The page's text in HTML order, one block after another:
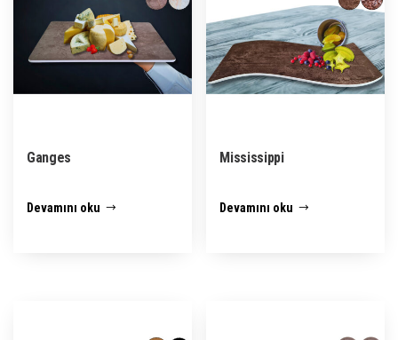
Ganges
Devamını oku
Mississippi
Devamını oku